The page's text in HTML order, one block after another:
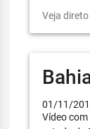
Veja
01/11/
Vídeo